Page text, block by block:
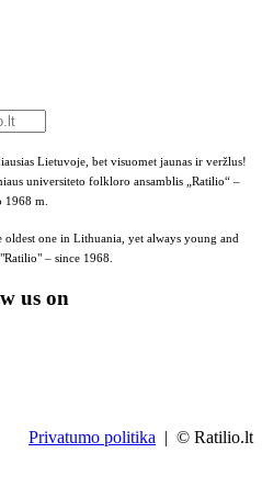
Lietuvoje, bet visuomet jaunas ir veržlus!
universiteto folkloro ansamblis „Ratilio“ –
1968 m.
oldest one in Lithuania, yet always young and
– since 1968.
us on
Privatumo politika | © Ratilio.lt